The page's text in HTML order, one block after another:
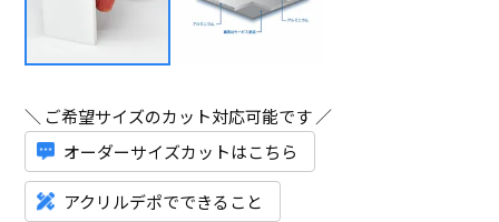
＼ ご希望サイズのカット対応可能です ／
オーダーサイズカットはこちら
アクリルデポでできること